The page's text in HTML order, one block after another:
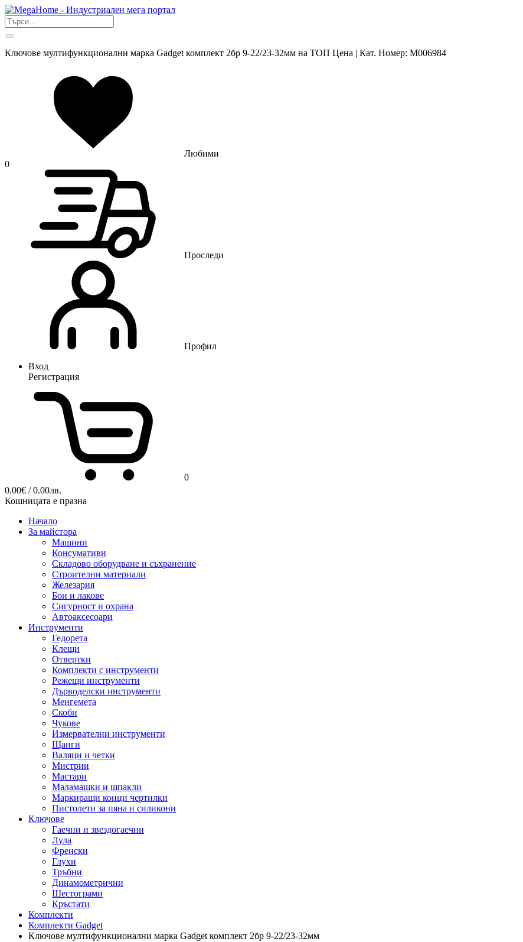
Ключове мултифункционални марка Gadget комплект 2бр 9-22/23-32мм на ТОП Цена | Кат. Номер: M006984
Любими
0
Проследи
Профил
Вход
Регистрация
0
0.00€ / 0.00лв.
Кошницата е празна
Начало
За майстора
Машини
Консумативи
Складово оборудване и съхранение
Строителни материали
Железария
Бои и лакове
Сигурност и охрана
Автоаксесоари
Инструменти
Гедорета
Клещи
Отвертки
Комплекти с инструменти
Режещи инструменти
Дърводелски инструменти
Менгемета
Скоби
Чукове
Измервателни инструменти
Щанги
Валяци и четки
Мистрии
Мастари
Маламашки и шпакли
Маркиращи конци чертилки
Пистолети за пяна и силикони
Ключове
Гаечни и звездогаечни
Лула
Френски
Глухи
Тръбни
Динамометрични
Шестограми
Кръстати
Комплекти
Комплекти Gadget
Ключове мултифункционални марка Gadget комплект 2бр 9-22/23-32мм